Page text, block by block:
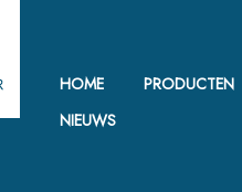
HOME PRODUCTEN
NIEUWS